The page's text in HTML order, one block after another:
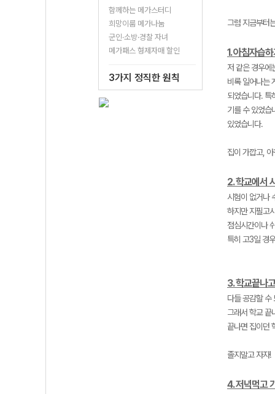
함께하는 메가스터디
희망이룸 메가나눔
군인·소방·경찰 자녀
메가패스 형제자매 할인
3가지 정직한 원칙
그럼 지금부터
1. 아침자습
저 같은 경우
비록 일어나는
되었습니다. 특
기를 수 있었습
있었습니다.
집이 가깝고,
2. 학교에서
시험이 없거나
하지만 지필고
점심시간이나
특히 고3일 경
3. 학교끝나
다들 공감할 수
그래서 학교 끝
끝나면 집이던
졸지말고 자자!
4. 저녁먹고